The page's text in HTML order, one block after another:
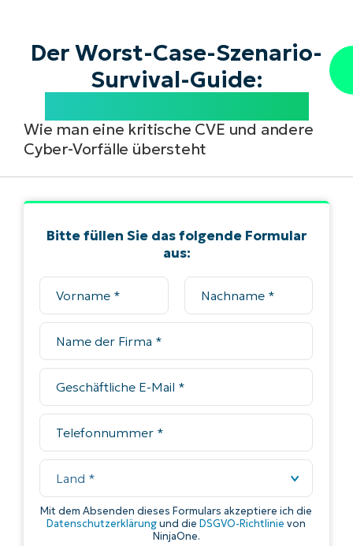
Der Worst-Case-Szenario-
Survival-Guide:
Wie man eine kritische CVE und andere
Cyber-Vorfälle übersteht
Bitte füllen Sie das folgende Formular
aus: